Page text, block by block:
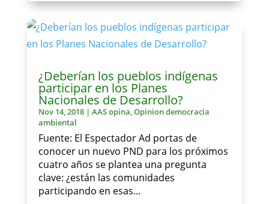
¿Deberían los pueblos indígenas
participar en los Planes
Nacionales de Desarrollo?
Nov 14, 2018| AAS opina,Opinion democracia
ambiental
Fuente: El Espectador Ad portas de
conocer un nuevo PND para los próximos
cuatro años se plantea una pregunta
clave: ¿están las comunidades
participando en esas...